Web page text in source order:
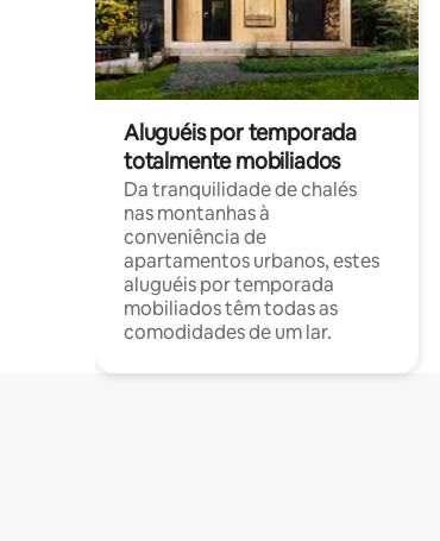
Aluguéis por temporada
totalmente mobiliados
Da tranquilidade de chalés
nas montanhas à
conveniência de
apartamentos urbanos, estes
aluguéis por temporada
mobiliados têm todas as
comodidades de um lar.